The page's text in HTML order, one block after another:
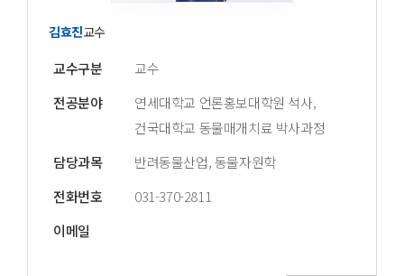
김효진교수
교수구분
교수
전공분야
연세대학교 언론홍보대학원 석사,
건국대학교 동물매개치료 박사과정
담당과목
반려동물산업, 동물자원학
전화번호
031-370-2811
이메일